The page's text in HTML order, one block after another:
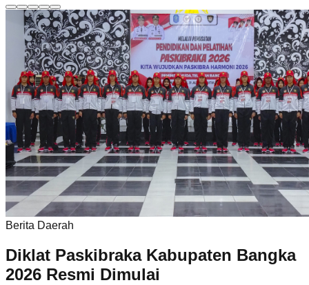
Berita Daerah
Diklat Paskibraka Kabupaten Bangka
2026 Resmi Dimulai